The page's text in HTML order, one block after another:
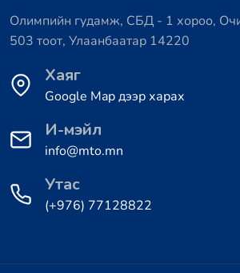
Олимпийн гудамж, СБД - 1 хороо,
503 тоот, Улаанбаатар 14220
Хаяг
Google Map дээр харах
И-мэйл
info@mto.mn
Утас
(+976) 77128822